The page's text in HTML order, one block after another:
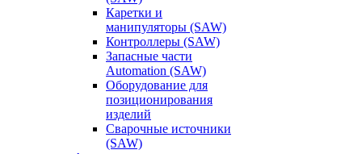
Каретки и
манипуляторы (SAW)
Контроллеры (SAW)
Запасные части
Automation (SAW)
Оборудование для
позиционирования
изделий
Сварочные источники
(SAW)